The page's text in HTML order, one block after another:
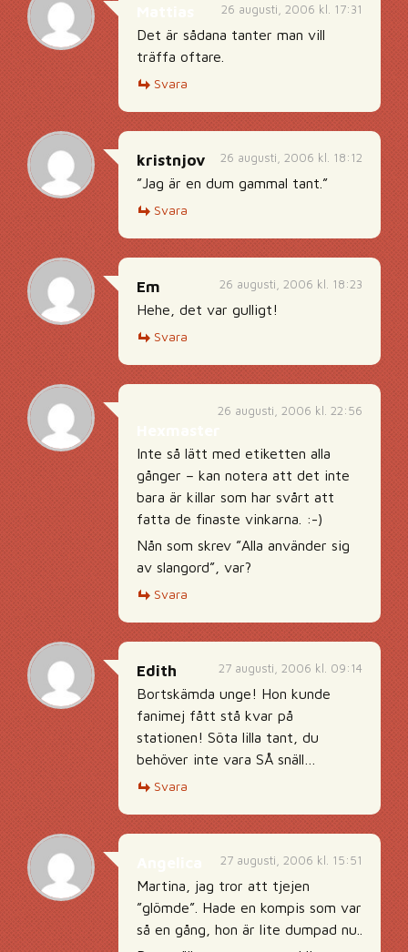
26 augusti, 2006 kl. 17:31
Det är sådana tanter man vill
träffa oftare.
Svara
26 augusti, 2006 kl. 18:12
kristnjov
”Jag är en dum gammal tant.”
Svara
26 augusti, 2006 kl. 18:23
Em
Hehe, det var gulligt!
Svara
26 augusti, 2006 kl. 22:56
Inte så lätt med etiketten alla
gånger – kan notera att det inte
bara är killar som har svårt att
fatta de finaste vinkarna. :-)
Nån som skrev ”Alla använder sig
av slangord”, var?
Svara
27 augusti, 2006 kl. 09:14
Edith
Bortskämda unge! Hon kunde
fanimej fått stå kvar på
stationen! Söta lilla tant, du
behöver inte vara SÅ snäll…
Svara
27 augusti, 2006 kl. 15:51
Martina, jag tror att tjejen
”glömde”. Hade en kompis som var
så en gång, hon är lite dumpad nu..